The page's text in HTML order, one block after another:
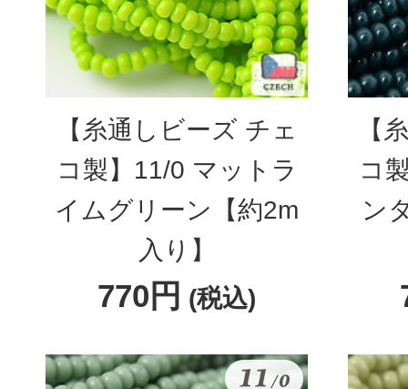
【糸通しビーズ チェ
コ製】11/0 マットラ
イムグリーン【約2m
入り】
770円 (税込)
【
コ
ン